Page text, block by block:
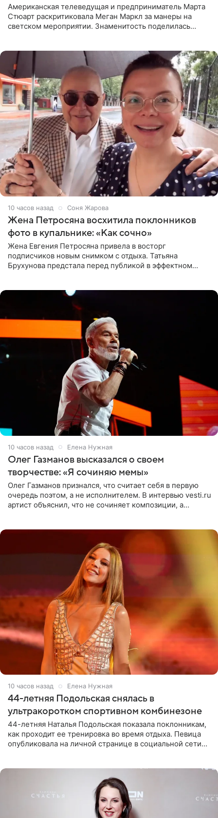
Американская телеведущая и предприниматель Марта
Стюарт раскритиковала Меган Маркл за манеры на
светском мероприятии. Знаменитость поделилась
10 часов назад Соня Жарова
Жена Петросяна восхитила поклонников
фото в купальнике: «Как сочно»
Жена Евгения Петросяна привела в восторг
подписчиков новым снимком с отдыха. Татьяна
Брухунова предстала перед публикой в эффектном
10 часов назад Елена Нужная
Олег Газманов высказался о своем
творчестве: «Я сочиняю мемы»
Олег Газманов признался, что считает себя в первую
очередь поэтом, а не исполнителем. В интервью vesti.ru
артист объяснил, что не сочиняет композиции, а
10 часов назад Елена Нужная
44-летняя Подольская снялась в
ультракоротком спортивном комбинезоне
44-летняя Наталья Подольская показала поклонникам,
как проходит ее тренировка во время отдыха. Певица
опубликовала на личной странице в социальной сети